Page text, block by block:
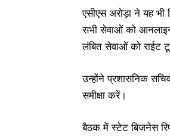
एसीएस अरोड़ा ने यह भी
सभी सेवाओं को आनलाइन
लंबित सेवाओं को राईट
उन्होंने प्रशासनिक
समीक्षा करें।
बैठक में स्टेट बिजनेस